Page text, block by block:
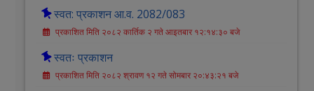
स्वत: प्रकाशन आ.व. 2082/083
प्रकाशित मिति २०८२ कार्तिक २ गते आइतबार १२:१४:३० बजे
स्वतः प्रकाशन
प्रकाशित मिति २०८२ श्रावण १२ गते सोमबार २०:४३:२१ बजे